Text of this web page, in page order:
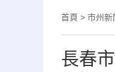
首頁 > 市州新
長春